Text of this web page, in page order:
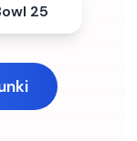
4.5★
25